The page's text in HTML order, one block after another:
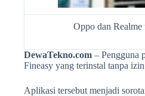
Oppo dan
DewaTekno.com – Pengguna
Fineasy yang terinstal tanpa
Aplikasi tersebut menjadi